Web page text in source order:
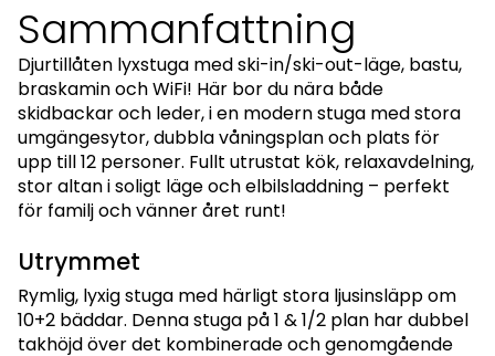
Sammanfattning
Djurtillåten lyxstuga med ski-in/ski-out-läge, bastu,
braskamin och WiFi! Här bor du nära både
skidbackar och leder, i en modern stuga med stora
umgängesytor, dubbla våningsplan och plats för
upp till 12 personer. Fullt utrustat kök, relaxavdelning,
stor altan i soligt läge och elbilsladdning – perfekt
för familj och vänner året runt!
Utrymmet
Rymlig, lyxig stuga med härligt stora ljusinsläpp om
10+2 bäddar. Denna stuga på 1 & 1/2 plan har dubbel
takhöjd över det kombinerade och genomgående